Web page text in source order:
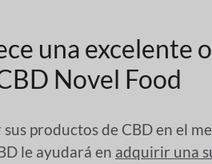
una excelente
Novel Food
productos de CBD en el
le ayudará en adquirir una